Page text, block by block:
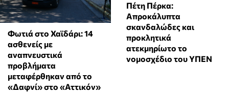
Φωτιά στο Χαϊδάρι: 14
ασθενείς με
αναπνευστικά
προβλήματα
μεταφέρθηκαν από το
«Δαφνί» στο «Αττικόν»
Πέτη Πέρκα:
Απροκάλυπτα
σκανδαλώδες και
προκλητικά
ατεκμηρίωτο το
νομοσχέδιο του ΥΠΕΝ